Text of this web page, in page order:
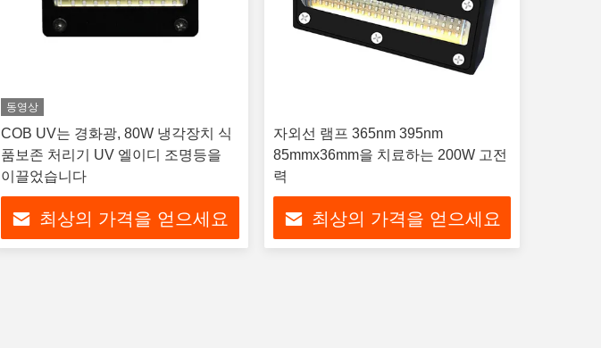
동영상
COB UV는 경화광, 80W 냉각장치 식
품보존 처리기 UV 엘이디 조명등을
이끌었습니다
최상의 가격을 얻으세요
자외선 램프 365nm 395nm
85mmx36mm을 치료하는 200W 고전
력
최상의 가격을 얻으세요